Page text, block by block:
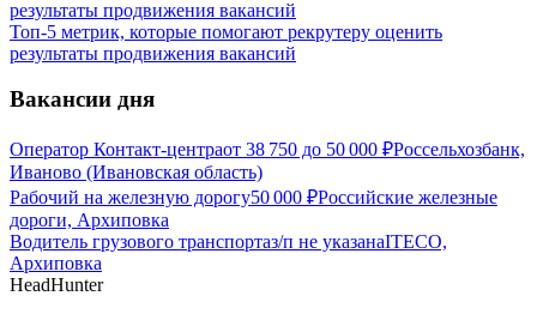
Топ-5 метрик, которые помогают рекрутеру оценить
результаты продвижения вакансий
Вакансии дня
Оператор Контакт-центраот 38 750 до 50 000 ₽Россельхозбанк,
Иваново (Ивановская область)
Рабочий на железную дорогу50 000 ₽Российские железные
дороги, Архиповка
Водитель грузового транспортаз/п не указанаITECO,
Архиповка
HeadHunter